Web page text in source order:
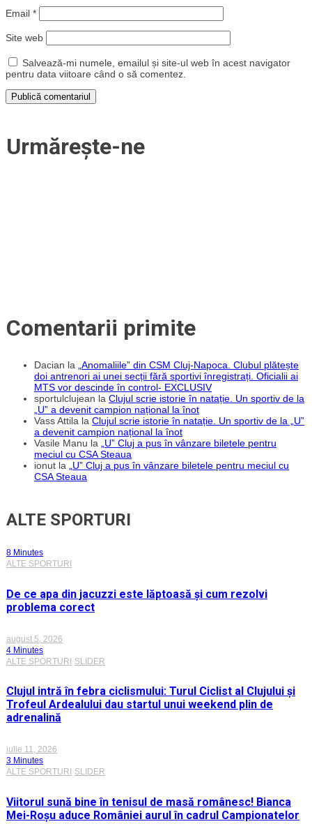
Email *
Site web
Salvează-mi numele, emailul și site-ul web în acest navigator
pentru data viitoare când o să comentez.
Urmărește-ne
Comentarii primite
Dacian la „Anomaliile” din CSM Cluj-Napoca. Clubul plătește
doi antrenori ai unei secții fără sportivi înregistrați. Oficialii ai
MTS vor descinde în control- EXCLUSIV
sportulclujean la Clujul scrie istorie în natație. Un sportiv de la
„U” a devenit campion național la înot
Vass Attila la Clujul scrie istorie în natație. Un sportiv de la „U”
a devenit campion național la înot
Vasile Manu la „U” Cluj a pus în vânzare biletele pentru
meciul cu CSA Steaua
ionut la „U” Cluj a pus în vânzare biletele pentru meciul cu
CSA Steaua
ALTE SPORTURI
8 Minutes
ALTE SPORTURI
De ce apa din jacuzzi este lăptoasă și cum rezolvi
problema corect
august 5, 2026
4 Minutes
ALTE SPORTURI SLIDER
Clujul intră în febra ciclismului: Turul Ciclist al Clujului și
Trofeul Ardealului dau startul unui weekend plin de
adrenalină
iulie 11, 2026
3 Minutes
ALTE SPORTURI
SLIDER
Viitorul sună bine în tenisul de masă românesc! Bianca
Mei-Roșu aduce României aurul în cadrul Campionatelor